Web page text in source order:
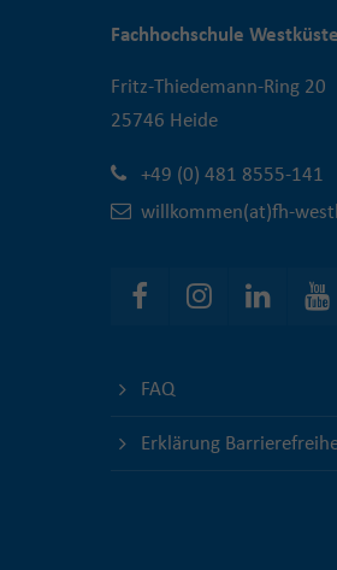
Fachhochschule Westküste
Fritz-Thiedemann-Ring 20
25746 Heide
+49 (0) 481 8555-141
willkommen(at)fh-
FAQ
Erklärung